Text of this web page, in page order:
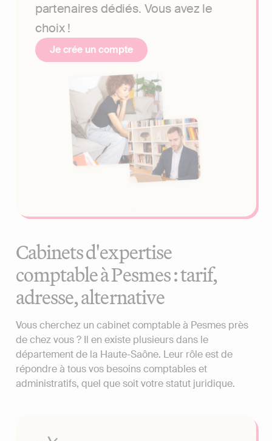
partenaires dédiés. Vous avez le
choix !
Je crée un compte
Cabinets d'expertise
comptable à Pesmes : tarif,
adresse, alternative
Vous cherchez un cabinet comptable à Pesmes près
de chez vous ? Il en existe plusieurs dans le
département de la Haute-Saône. Leur rôle est de
répondre à tous vos besoins comptables et
administratifs, quel que soit votre statut juridique.